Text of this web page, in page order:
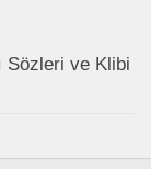
Sözleri ve Klibi